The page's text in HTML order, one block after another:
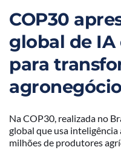
COP30
global de IA
para
agronegócio
Na COP30, realizada no
global que usa
milhões de produtores